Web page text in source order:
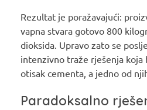
Rezultat je poražavajući:
vapna stvara gotovo 800
dioksida. Upravo zato se
intenzivno traže rješenja koja
otisak cementa, a jedno od
Paradoksalno